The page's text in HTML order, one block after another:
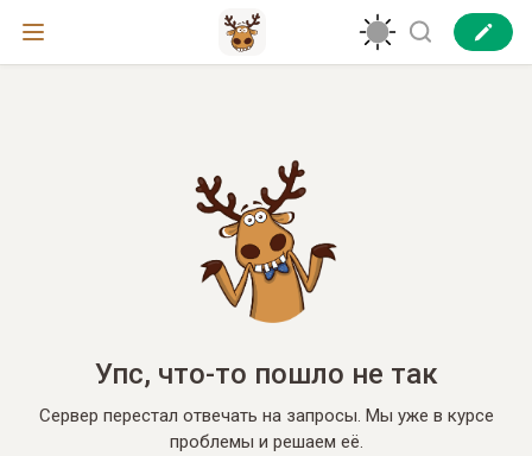
Упс, что-то пошло не так
Сервер перестал отвечать на запросы. Мы уже в курсе
проблемы и решаем её.